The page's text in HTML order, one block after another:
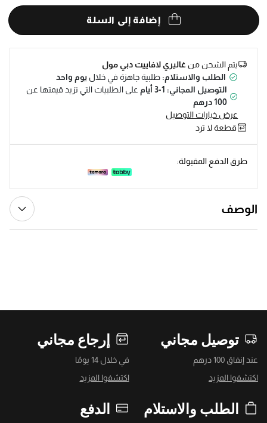
إضافة إلى السلة
يتم الشحن منغاليري لافاييت دبي مول
الطلب والاستلام: طلبية جاهزة في خلال يوم واحد
التوصيل المجاني: 1-3 أيام
على الطلبيات التي تزيد قيمتها عن
100 درهم
عرض خيارات التوصيل
قطعة لا ترد
طرق الدفع المقبولة:
الوصف
توصيل مجاني
عند إنفاق 100 درهم
اكتشفوا المزيد
إرجاع مجاني
في خلال 14 يومًا
اكتشفوا المزيد
الطلب والاستلام الدفع